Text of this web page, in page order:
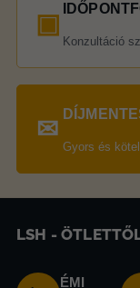
▣
Konzultáció
✉
Gyors és
LSH -
ÉMI